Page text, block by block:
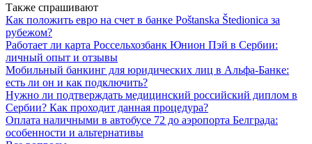
Также спрашивают
Как положить евро на счет в банке Poštanska Štedionica за
рубежом?
Работает ли карта Россельхозбанк Юнион Пэй в Сербии:
личный опыт и отзывы
Мобильный банкинг для юридических лиц в Альфа-Банке:
есть ли он и как подключить?
Нужно ли подтверждать медицинский российский диплом в
Сербии? Как проходит данная процедура?
Оплата наличными в автобусе 72 до аэропорта Белграда:
особенности и альтернативы